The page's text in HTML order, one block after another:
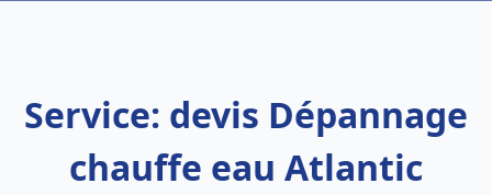
Service: devis Dépannage
chauffe eau Atlantic